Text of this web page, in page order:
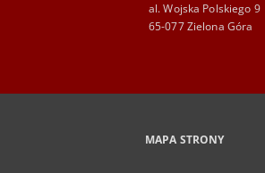
al. Wojska Polskiego 9
65-077 Zielona Góra
MAPA STRONY